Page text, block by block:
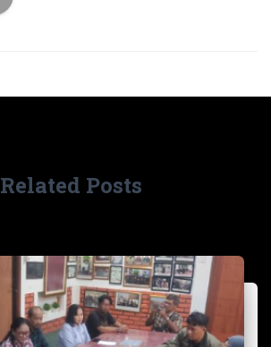
Related Posts